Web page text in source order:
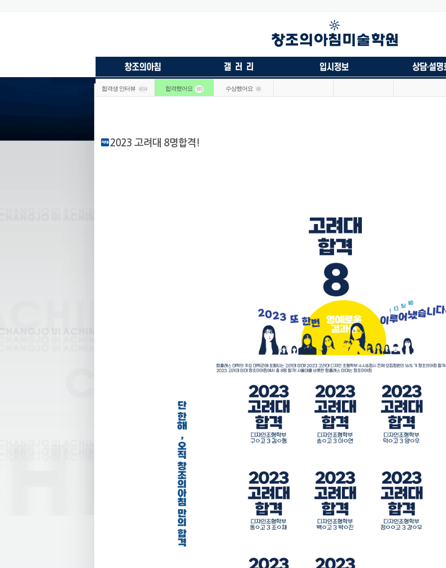
합격생 인터뷰 4114 합격했어요 183 수상했어요 68
2023 고려대 8명합격!